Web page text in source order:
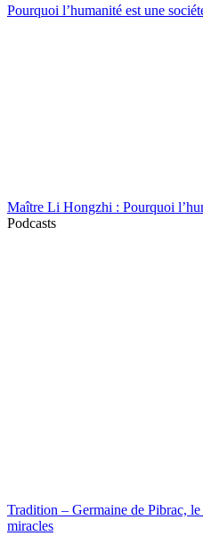
Pourquoi l’humanité est une
Maître Li Hongzhi : Pourquoi
Podcasts
Tradition – Germaine de Pibrac,
miracles